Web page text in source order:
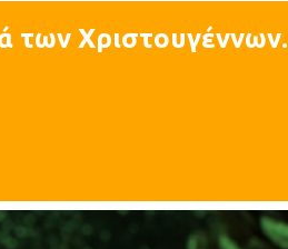
των Χριστουγέννων.